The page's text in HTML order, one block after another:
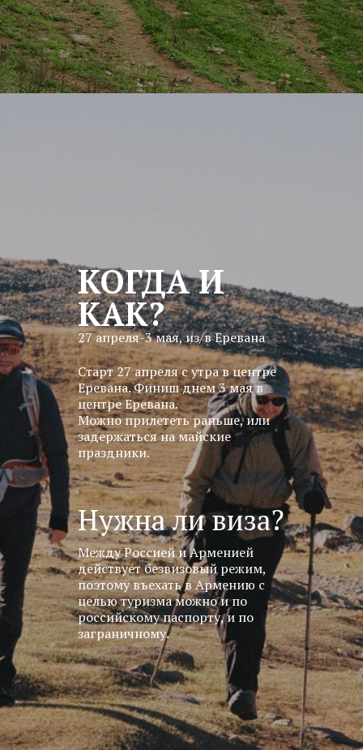
КОГДА И
КАК?
Нужна ли виза?
Старт 27 апреля с утра в центре
Еревана. Финиш днем 3 мая в
центре Еревана.
Можно прилететь раньше, или
задержаться на майские
праздники.
Между Россией и Арменией
действует безвизовый режим,
поэтому въехать в Армению с
целью туризма можно и по
российскому паспорту, и по
заграничному.
27 апреля-3 мая, из/в Еревана